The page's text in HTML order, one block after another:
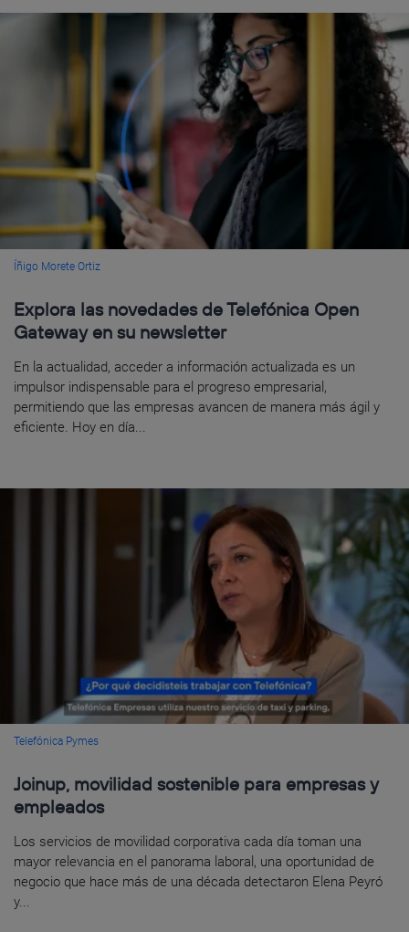
Íñigo Morete Ortiz
Explora las novedades de Telefónica Open
Gateway en su newsletter
En la actualidad, acceder a información actualizada es un
impulsor indispensable para el progreso empresarial,
permitiendo que las empresas avancen de manera más ágil y
eficiente. Hoy en día...
Telefónica Pymes
Joinup, movilidad sostenible para empresas y
empleados
Los servicios de movilidad corporativa cada día toman una
mayor relevancia en el panorama laboral, una oportunidad de
negocio que hace más de una década detectaron Elena Peyró
y...